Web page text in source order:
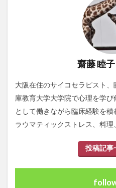
齋藤 睦
大阪在住のサイコセラピスト
庫教育大学大学院で心理を学
として働きながら臨床経験を
ラウマティックストレス、料
投稿記事